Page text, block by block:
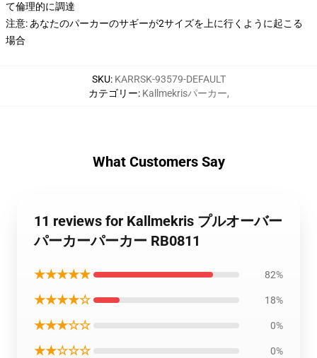
て倫理的に調達
注意: あなたのパーカーのサギーが2サイズを上に行くように起こる
場合
SKU: KARRSK-93579-DEFAULT
カテゴリー: Kallmekrisパーカー,
What Customers Say
11 reviews for Kallmekris プルオーバー
パーカーパーカー RB0811
★★★★★ 82%
★★★★☆ 18%
★★★☆☆ 0%
★★☆☆☆ 0%